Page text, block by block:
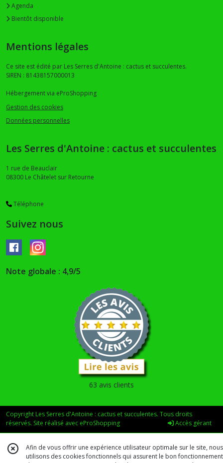
Neobuxbaumia
Afficher
résultats
Agenda
Bientôt disponible
Mentions légales
Ce site est édité par Les Serres d'Antoine : cactus et succulentes.
SIREN : 81438157000013
Hébergement via eProShopping
Gestion des cookies
Données personnelles
Les Serres d'Antoine : cactus et succulentes
1 rue de Beauclair
08300 Le Châtelet sur Retourne
Téléphone
Suivez nous
Note globale : 4,9/5
63 avis clients
Copyright Les Serres d'Antoine : cactus et succulentes. Tous droits
réservés. Site réalisé avec eProShopping Accès gérant
Afin de vous offrir une expérience utilisateur optimale sur le site, nous
utilisons des cookies fonctionnels qui assurent le bon fonctionnement